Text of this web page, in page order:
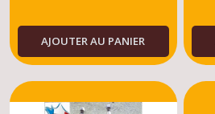
AJOUTER AU PANIER